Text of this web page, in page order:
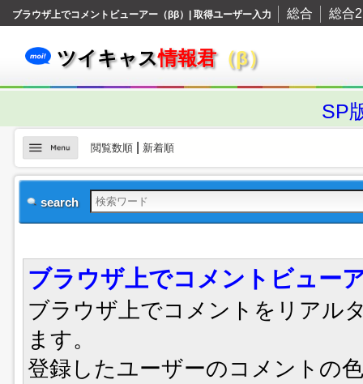
ブラウザ上でコメントビューアー（ββ）| 取得ユーザー入力 総合 総合2
ツイキャス情報君（β）
SP
閲覧数順| 新着順
search
ブラウザ上でコメントビュー
ブラウザ上でコメントをリアル
ます。
登録したユーザーのコメントの